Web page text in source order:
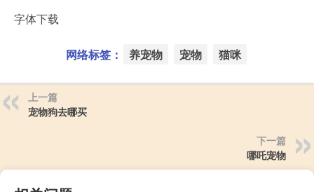
字体下载
网络标签： 养宠物 宠物 猫咪
上一篇
宠物狗去哪买
下一篇
哪吒宠物